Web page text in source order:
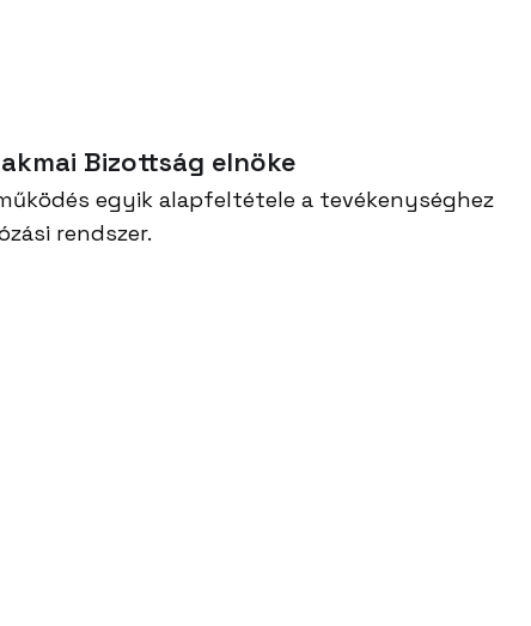
Bizottság elnöke
egyik alapfeltétele a tevékenységhez
rendszer.